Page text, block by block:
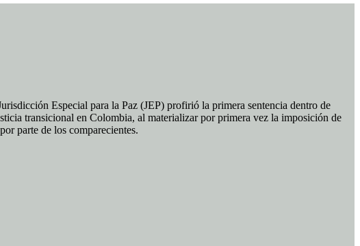
Especial para la Paz (JEP) profirió la primera sentencia dentro de
transicional en Colombia, al materializar por primera vez la imposición de
parte de los comparecientes.